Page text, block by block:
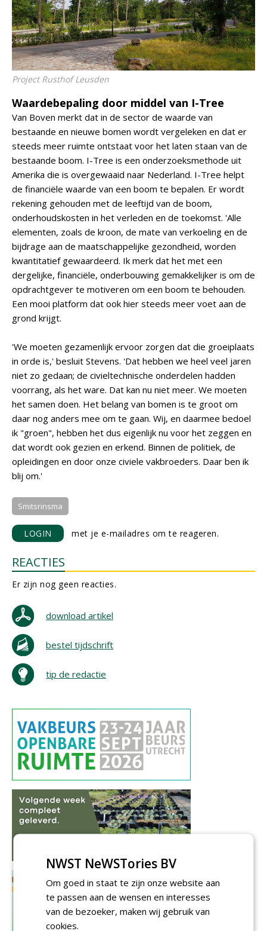
Project Rusthof Leusden
Waardebepaling door middel van I-Tree
Van Boven merkt dat in de sector de waarde van
bestaande en nieuwe bomen wordt vergeleken en dat er
steeds meer ruimte ontstaat voor het laten staan van de
bestaande boom. I-Tree is een onderzoeksmethode uit
Amerika die is overgewaaid naar Nederland. I-Tree helpt
de financiële waarde van een boom te bepalen. Er wordt
rekening gehouden met de leeftijd van de boom,
onderhoudskosten in het verleden en de toekomst. 'Alle
elementen, zoals de kroon, de mate van verkoeling en de
bijdrage aan de maatschappelijke gezondheid, worden
kwantitatief gewaardeerd. Ik merk dat het met een
dergelijke, financiële, onderbouwing gemakkelijker is om de
opdrachtgever te motiveren om een boom te behouden.
Een mooi platform dat ook hier steeds meer voet aan de
grond krijgt.
'We moeten gezamenlijk ervoor zorgen dat die groeiplaats
in orde is,' besluit Stevens. 'Dat hebben we heel veel jaren
niet zo gedaan; de civieltechnische onderdelen hadden
voorrang, als het ware. Dat kan nu niet meer. We moeten
het samen doen. Het belang van bomen is te groot om
daar nog anders mee om te gaan. Wij, en daarmee bedoel
ik "groen", hebben het dus eigenlijk nu voor het zeggen en
dat wordt ook gezien en erkend. Binnen de politiek, de
opleidingen en door onze civiele vakbroeders. Daar ben ik
blij om.'
Smitsrinsma
LOGIN met je e-mailadres om te reageren.
REACTIES
Er zijn nog geen reacties.
download artikel
bestel tijdschrift
tip de redactie
NWST NeWSTories BV
Om goed in staat te zijn onze website aan
te passen aan de wensen en interesses
van de bezoeker, maken wij gebruik van
cookies.